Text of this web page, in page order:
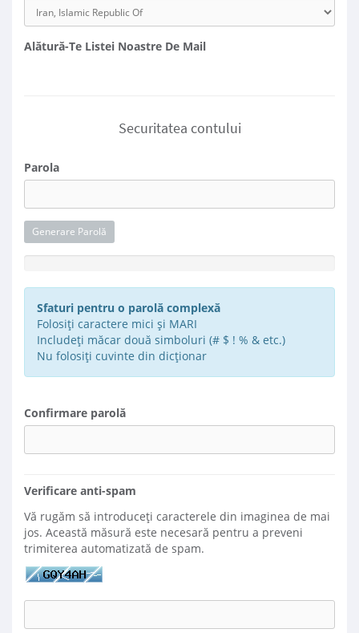
Alătură-Te Listei Noastre De Mail
Securitatea contului
Parola
Generare Parolă
Complexitatea parolei: Introduceți o parolă
Sfaturi pentru o parolă complexă
Folosiți caractere mici și MARI
Includeți măcar două simboluri (# $ ! % & etc.)
Nu folosiți cuvinte din dicționar
Confirmare parolă
Verificare anti-spam
Vă rugăm să introduceți caracterele din imaginea de mai
jos. Această măsură este necesară pentru a preveni
trimiterea automatizată de spam.